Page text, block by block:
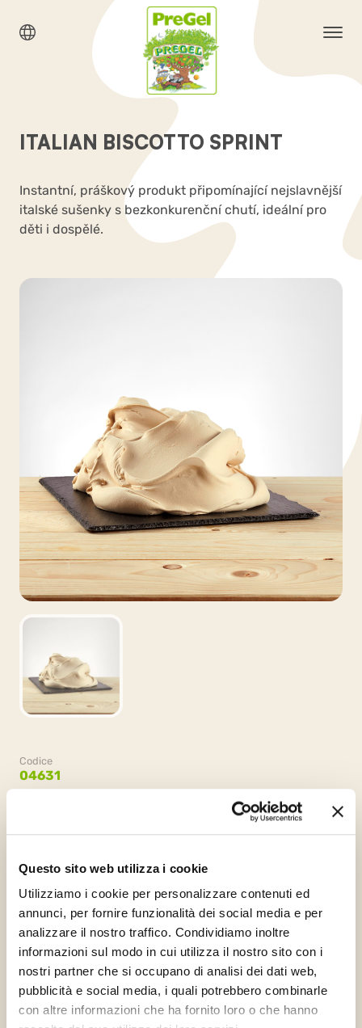
Questo sito web utilizza i cookie
Utilizziamo i cookie per personalizzare contenuti ed
annunci, per fornire funzionalità dei social media e per
analizzare il nostro traffico. Condividiamo inoltre
informazioni sul modo in cui utilizza il nostro sito con i
nostri partner che si occupano di analisi dei dati web,
pubblicità e social media, i quali potrebbero combinarle
con altre informazioni che ha fornito loro o che hanno
ITALIAN BISCOTTO SPRINT
Instantní, práškový produkt připomínající nejslavnější
italské sušenky s bezkonkurenční chutí, ideální pro
děti i dospělé.
Codice
04631
Sprint
Balení
8 sáčky x 1.5kg (12kg)